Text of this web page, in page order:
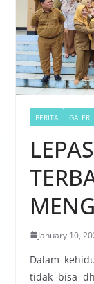
BERITA
January 10,
Dalam
tidak bisa